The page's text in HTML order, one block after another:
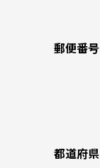
郵便番号
都道府県